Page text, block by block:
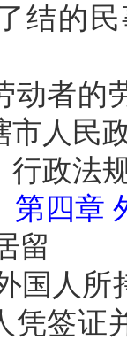
结的
动者
市人民
行政法
第四章
留
国人所
凭签证